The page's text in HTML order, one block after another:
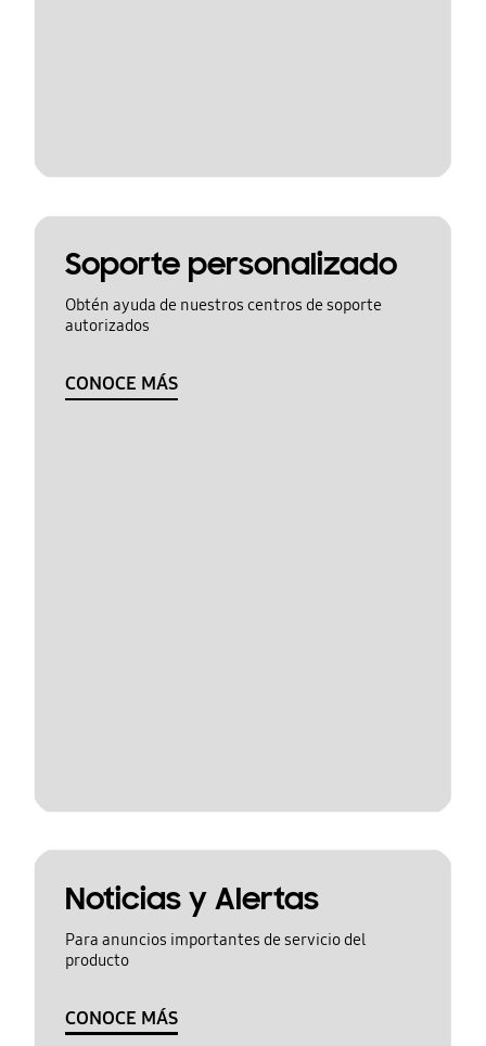
Soporte personalizado
Obtén ayuda de nuestros centros de soporte
autorizados
CONOCE MÁS
Noticias y Alertas
Para anuncios importantes de servicio del
producto
CONOCE MÁS